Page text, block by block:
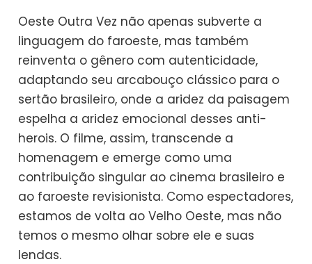
Oeste Outra Vez não apenas subverte a
linguagem do faroeste, mas também
reinventa o gênero com autenticidade,
adaptando seu arcabouço clássico para o
sertão brasileiro, onde a aridez da paisagem
espelha a aridez emocional desses anti-
herois. O filme, assim, transcende a
homenagem e emerge como uma
contribuição singular ao cinema brasileiro e
ao faroeste revisionista. Como espectadores,
estamos de volta ao Velho Oeste, mas não
temos o mesmo olhar sobre ele e suas
lendas.